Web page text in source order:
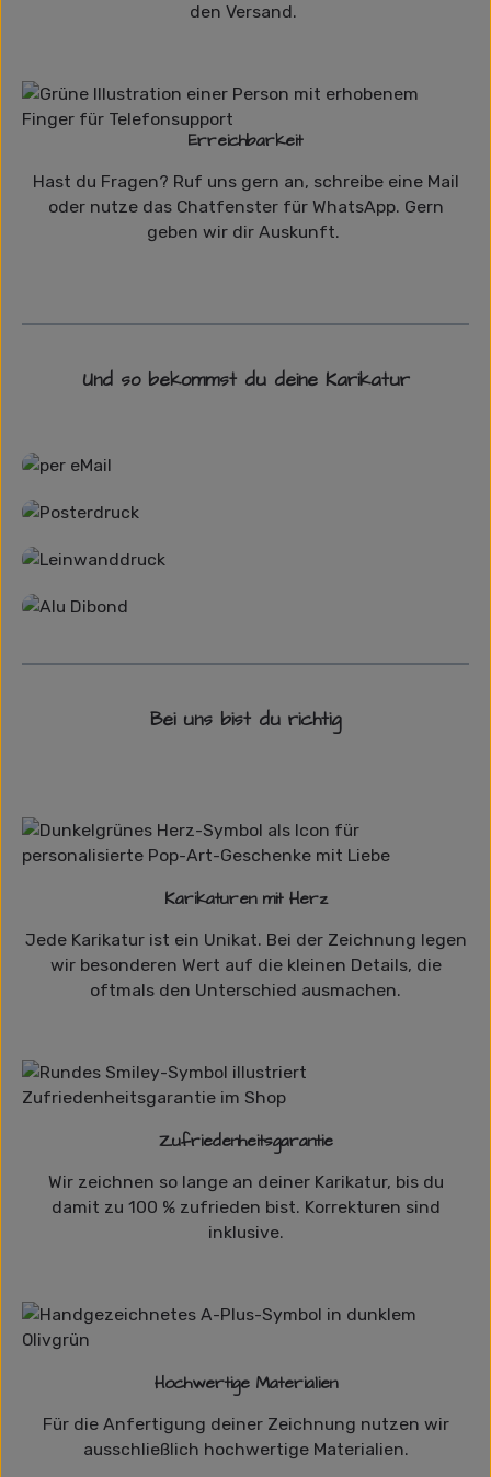
den Versand.
Erreichbarkeit
Hast du Fragen? Ruf uns gern an, schreibe eine Mail
oder nutze das Chatfenster für WhatsApp. Gern
geben wir dir Auskunft.
Und so bekommst du deine Karikatur
Bei uns bist du richtig
Karikaturen mit Herz
Jede Karikatur ist ein Unikat. Bei der Zeichnung legen
wir besonderen Wert auf die kleinen Details, die
oftmals den Unterschied ausmachen.
Zufriedenheitsgarantie
Wir zeichnen so lange an deiner Karikatur, bis du
damit zu 100 % zufrieden bist. Korrekturen sind
inklusive.
Hochwertige Materialien
Für die Anfertigung deiner Zeichnung nutzen wir
ausschließlich hochwertige Materialien.